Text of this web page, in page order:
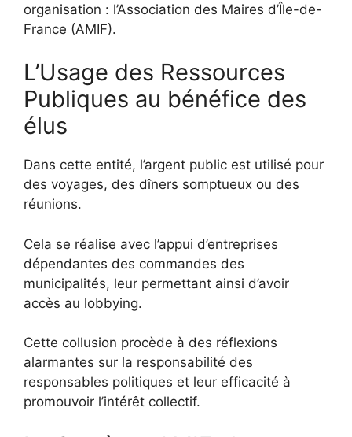
organisation : l’Association des Maires d’Île-de-
France (AMIF).
L’Usage des Ressources
Publiques au bénéfice des
élus
Dans cette entité, l’argent public est utilisé pour
des voyages, des dîners somptueux ou des
réunions.
Cela se réalise avec l’appui d’entreprises
dépendantes des commandes des
municipalités, leur permettant ainsi d’avoir
accès au lobbying.
Cette collusion procède à des réflexions
alarmantes sur la responsabilité des
responsables politiques et leur efficacité à
promouvoir l’intérêt collectif.